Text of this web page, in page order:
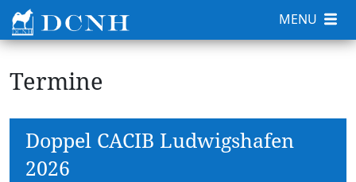
Termine
Doppel CACIB Ludwigshafen
2026
MENU